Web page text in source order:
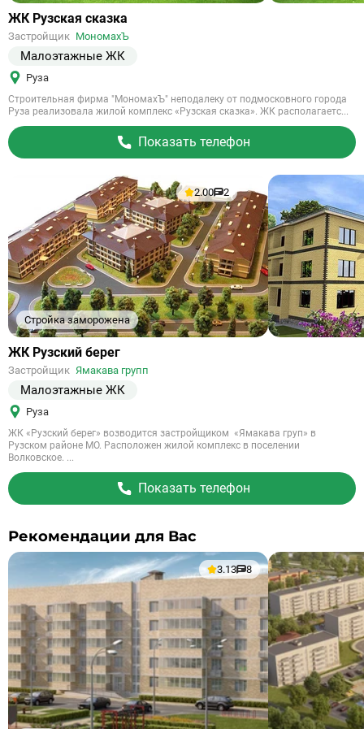
Ссылка
объект
ЖК Рузская сказка
Застройщик МономахЪ
Малоэтажные ЖК
Руза
Строительная фирма "МономахЪ" неподалеку от подмосковного города
Руза реализовала жилой комплекс «Рузская сказка». ЖК располагаетс...
Показать телефон
Стройка заморожена
2.00 2
Ссылка
объект
ЖК Рузский берег
Застройщик Ямакава групп
Малоэтажные ЖК
Руза
ЖК «Рузский берег» возводится застройщиком «Ямакава груп» в
Рузском районе МО. Расположен жилой комплекс в поселении
Волковское. ...
Показать телефон
Рекомендации для Вас
3.13 8